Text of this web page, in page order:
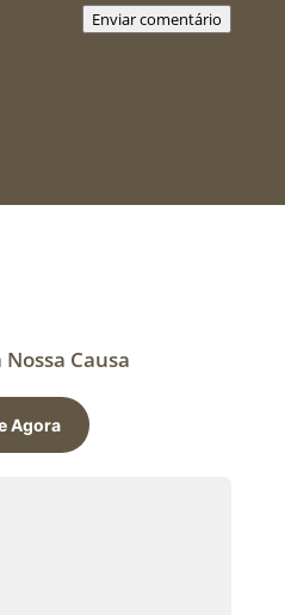
Enviar comentário
Nossa Causa
Agora